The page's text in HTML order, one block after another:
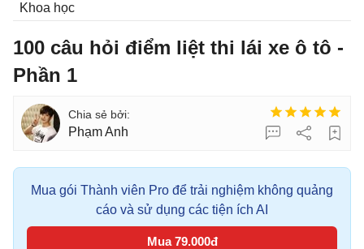
Khoa học
100 câu hỏi điểm liệt thi lái xe ô tô -
Phần 1
Phạm Anh
Mua gói Thành viên Pro để trải nghiệm không quảng
cáo và sử dụng các tiện ích AI
Mua 79.000đ